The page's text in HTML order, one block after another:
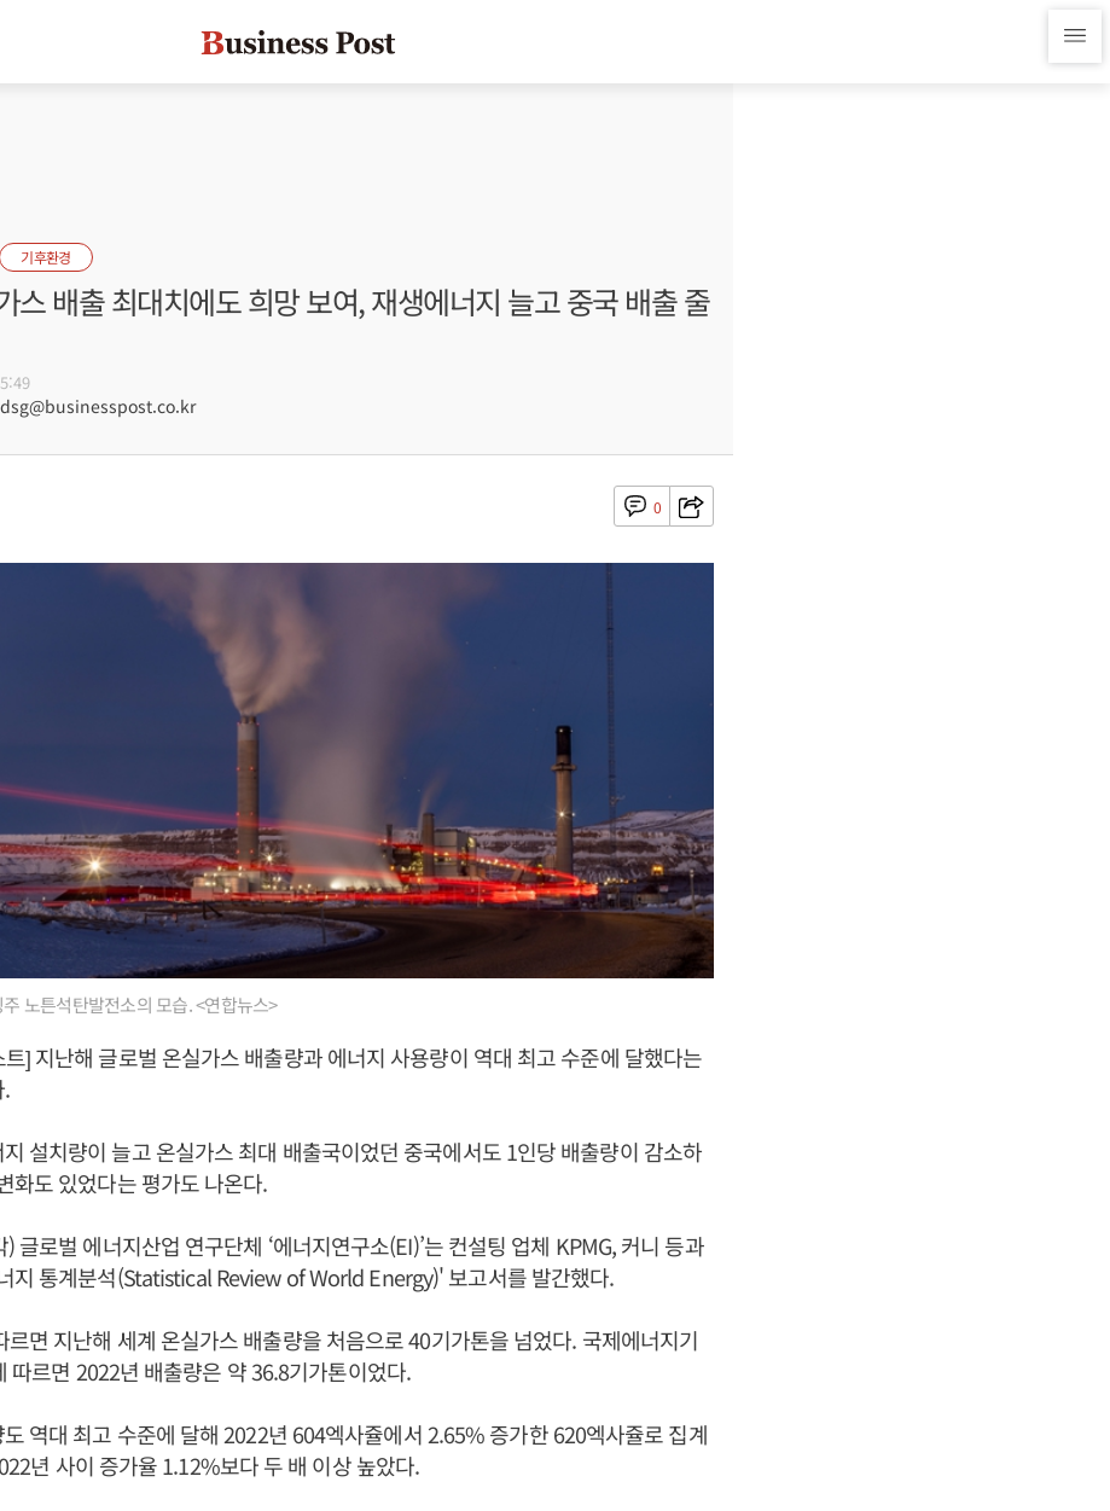
기후환경
스 배출 최대치에도 희망 보여, 재생에너지 늘고 중국 배출 줄
0
노튼석탄발전소의 모습. <연합뉴스>
] 지난해 글로벌 온실가스 배출량과 에너지 사용량이 역대 최고 수준에 달했다는
설치량이 늘고 온실가스 최대 배출국이었던 중국에서도 1인당 배출량이 감소하
화도 있었다는 평가도 나온다.
글로벌 에너지산업 연구단체 ‘에너지연구소(EI)’는 컨설팅 업체 KPMG, 커니 등과
지 통계분석(Statistical Review of World Energy)' 보고서를 발간했다.
르면 지난해 세계 온실가스 배출량을 처음으로 40기가톤을 넘었다. 국제에너지기
따르면 2022년 배출량은 약 36.8기가톤이었다.
역대 최고 수준에 달해 2022년 604엑사쥴에서 2.65% 증가한 620엑사쥴로 집계
년 사이 증가율 1.12%보다 두 배 이상 높았다.